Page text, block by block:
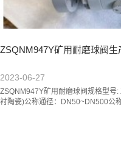
ZSQNM947Y矿用耐磨球阀
2023-06-27
ZSQNM947Y矿用耐磨球阀规格型
衬陶瓷)公称通径：DN50~DN500公